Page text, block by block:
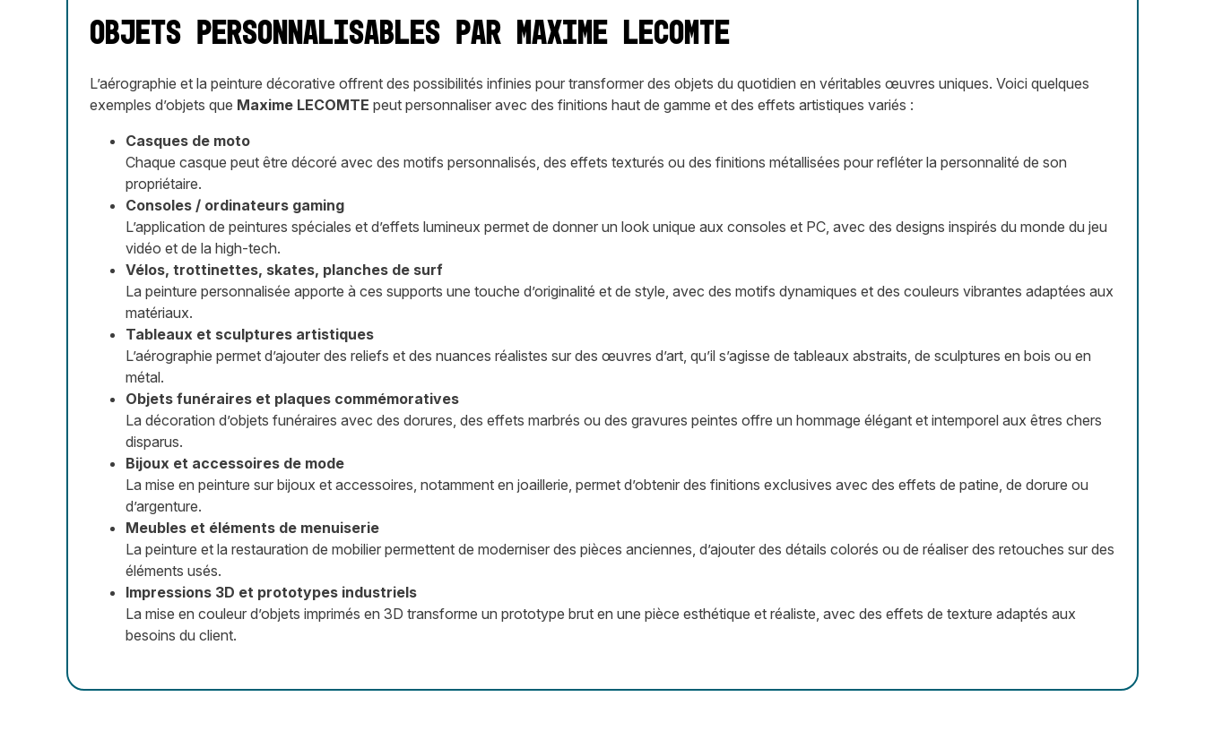
Objets personnalisables par Maxime LECOMTE
L’aérographie et la peinture décorative offrent des possibilités infinies pour transformer des objets du quotidien en véritables œuvres uniques. Voici quelques
exemples d’objets que Maxime LECOMTE peut personnaliser avec des finitions haut de gamme et des effets artistiques variés :
Casques de moto
Chaque casque peut être décoré avec des motifs personnalisés, des effets texturés ou des finitions métallisées pour refléter la personnalité de son
propriétaire.
Consoles / ordinateurs gaming
L’application de peintures spéciales et d’effets lumineux permet de donner un look unique aux consoles et PC, avec des designs inspirés du monde du jeu
vidéo et de la high-tech.
Vélos, trottinettes, skates, planches de surf
La peinture personnalisée apporte à ces supports une touche d’originalité et de style, avec des motifs dynamiques et des couleurs vibrantes adaptées aux
matériaux.
Tableaux et sculptures artistiques
L’aérographie permet d’ajouter des reliefs et des nuances réalistes sur des œuvres d’art, qu’il s’agisse de tableaux abstraits, de sculptures en bois ou en
métal.
Objets funéraires et plaques commémoratives
La décoration d’objets funéraires avec des dorures, des effets marbrés ou des gravures peintes offre un hommage élégant et intemporel aux êtres chers
disparus.
Bijoux et accessoires de mode
La mise en peinture sur bijoux et accessoires, notamment en joaillerie, permet d’obtenir des finitions exclusives avec des effets de patine, de dorure ou
d’argenture.
Meubles et éléments de menuiserie
La peinture et la restauration de mobilier permettent de moderniser des pièces anciennes, d’ajouter des détails colorés ou de réaliser des retouches sur des
éléments usés.
Impressions 3D et prototypes industriels
La mise en couleur d’objets imprimés en 3D transforme un prototype brut en une pièce esthétique et réaliste, avec des effets de texture adaptés aux
besoins du client.